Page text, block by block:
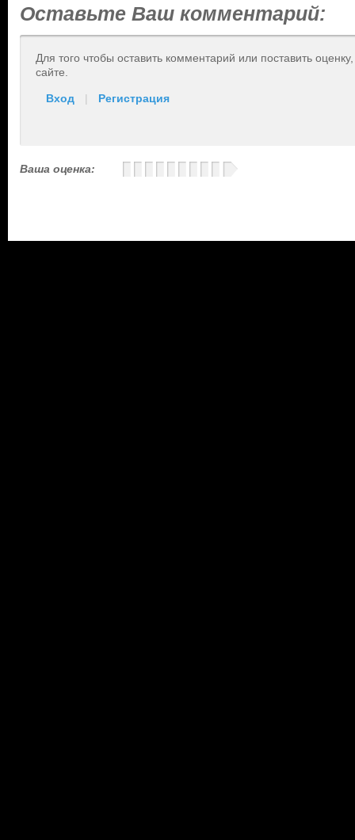
Оставьте Ваш комментарий:
Для того чтобы оставить комментарий или поставить
сайте.
Вход | Регистрация
Ваша оценка: